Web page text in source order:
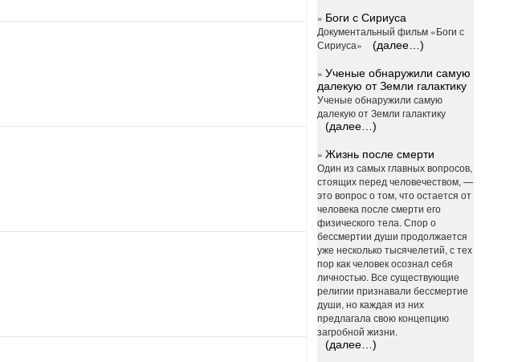
» Боги с Сириуса
Документальный фильм «Боги с
Сириуса»
(далее…)
»Ученые обнаружили самую
далекую от Земли галактику
Ученые обнаружили самую
далекую от Земли галактику
(далее…)
»Жизнь после смерти
Один из самых главных вопросов,
стоящих перед человечеством, —
это вопрос о том, что остается от
человека после смерти его
физического тела. Спор о
бессмертии души продолжается
уже несколько тысячелетий, с тех
пор как человек осознал себя
личностью. Все существующие
религии признавали бессмертие
души, но каждая из них
предлагала свою концепцию
загробной жизни.
(далее…)